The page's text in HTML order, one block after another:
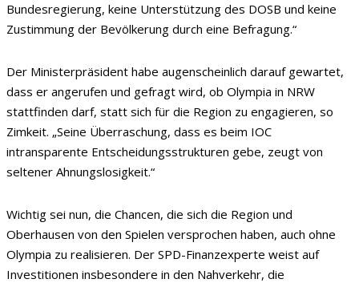
Bundesregierung, keine Unterstützung des DOSB und keine
Zustimmung der Bevölkerung durch eine Befragung.“
Der Ministerpräsident habe augenscheinlich darauf gewartet,
dass er angerufen und gefragt wird, ob Olympia in NRW
stattfinden darf, statt sich für die Region zu engagieren, so
Zimkeit. „Seine Überraschung, dass es beim IOC
intransparente Entscheidungsstrukturen gebe, zeugt von
seltener Ahnungslosigkeit.“
Wichtig sei nun, die Chancen, die sich die Region und
Oberhausen von den Spielen versprochen haben, auch ohne
Olympia zu realisieren. Der SPD-Finanzexperte weist auf
Investitionen insbesondere in den Nahverkehr, die